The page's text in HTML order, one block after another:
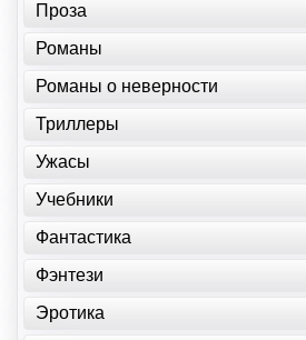
Проза
Романы
Романы о неверности
Триллеры
Ужасы
Учебники
Фантастика
Фэнтези
Эротика